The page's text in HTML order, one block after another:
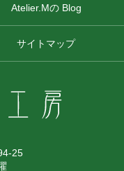
Atelier.Mの Blog
サイトマップ
25